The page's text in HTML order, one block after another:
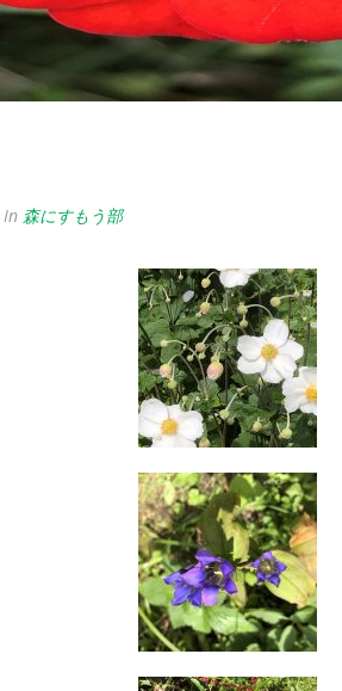
In 森にすもう部